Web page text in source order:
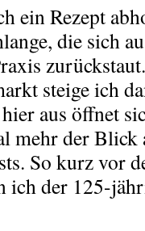
ein Rezept
die sich
steige ich
aus öffnet
mehr der Blick
So kurz vor
ich der 125-